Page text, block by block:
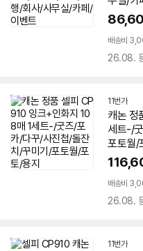
배송비
26.08.
11번가
캐논 정
세트-/
포토월/
배송비
26.08.
11번가